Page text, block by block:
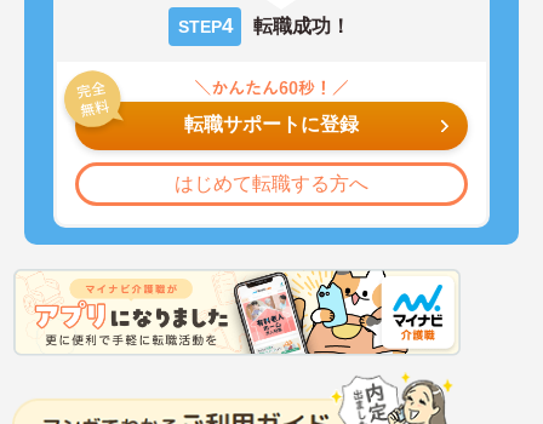
STEP4 転職成功！
転職サポートに登録
はじめて転職する方へ